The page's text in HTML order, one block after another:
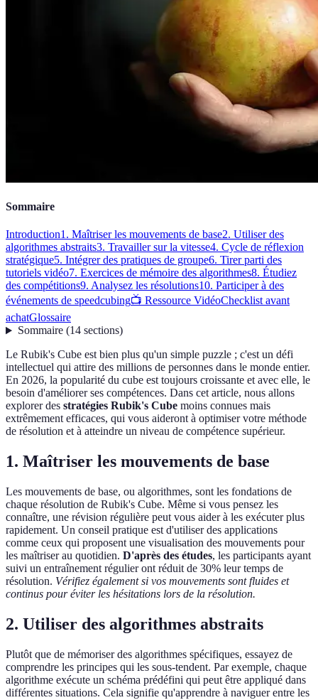
Sommaire
Introduction1. Maîtriser les mouvements de base2. Utiliser des
algorithmes abstraits3. Travailler sur la vitesse4. Cycle de réflexion
stratégique5. Intégrer des pratiques de groupe6. Tirer parti des
tutoriels vidéo7. Exercices de mémoire des algorithmes8. Étudiez
des compétitions9. Analysez les résolutions10. Participer à des
événements de speedcubing📺 Ressource VidéoChecklist avant
achatGlossaire
Sommaire(14 sections)
Le Rubik's Cube est bien plus qu'un simple puzzle ; c'est un défi
intellectuel qui attire des millions de personnes dans le monde entier.
En 2026, la popularité du cube est toujours croissante et avec elle, le
besoin d'améliorer ses compétences. Dans cet article, nous allons
explorer des stratégies Rubik's Cube moins connues mais
extrêmement efficaces, qui vous aideront à optimiser votre méthode
de résolution et à atteindre un niveau de compétence supérieur.
1. Maîtriser les mouvements de base
Les mouvements de base, ou algorithmes, sont les fondations de
chaque résolution de Rubik's Cube. Même si vous pensez les
connaître, une révision régulière peut vous aider à les exécuter plus
rapidement. Un conseil pratique est d'utiliser des applications
comme ceux qui proposent une visualisation des mouvements pour
les maîtriser au quotidien. D'après des études, les participants ayant
suivi un entraînement régulier ont réduit de 30% leur temps de
résolution. Vérifiez également si vos mouvements sont fluides et
continus pour éviter les hésitations lors de la résolution.
2. Utiliser des algorithmes abstraits
Plutôt que de mémoriser des algorithmes spécifiques, essayez de
comprendre les principes qui les sous-tendent. Par exemple, chaque
algorithme exécute un schéma prédéfini qui peut être appliqué dans
différentes situations. Cela signifie qu'apprendre à naviguer entre les